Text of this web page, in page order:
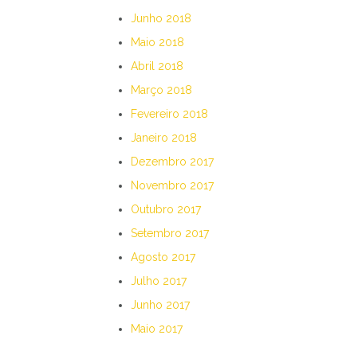
Junho 2018
Maio 2018
Abril 2018
Março 2018
Fevereiro 2018
Janeiro 2018
Dezembro 2017
Novembro 2017
Outubro 2017
Setembro 2017
Agosto 2017
Julho 2017
Junho 2017
Maio 2017